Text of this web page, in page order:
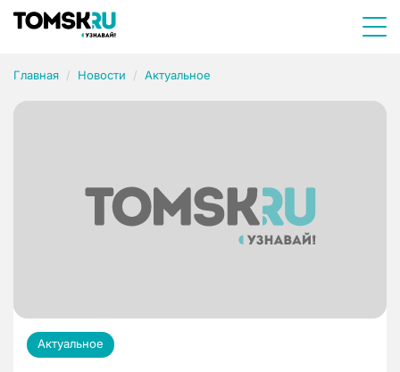
Главная Новости Актуальное
Актуальное